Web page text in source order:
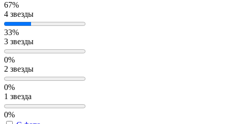
67%
4 звезды
33%
3 звезды
0%
2 звезды
0%
1 звезда
0%